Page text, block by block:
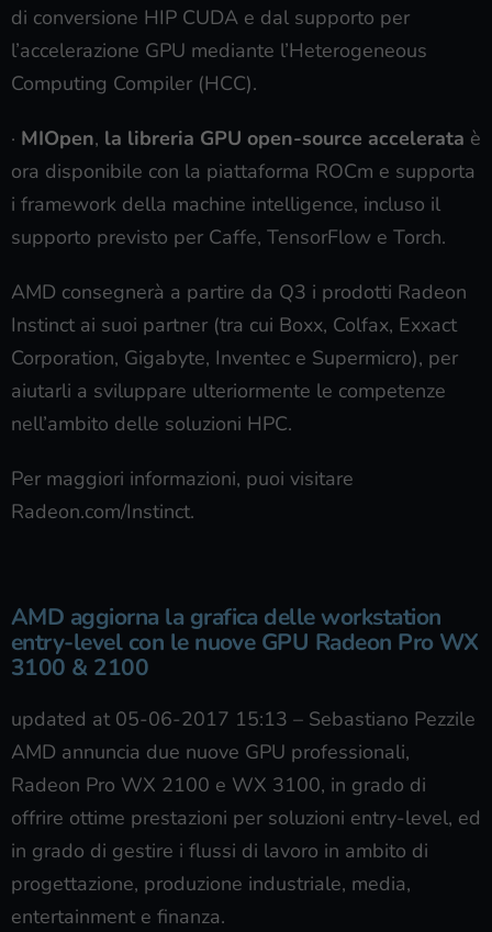
di conversione HIP CUDA e dal supporto per
l’accelerazione GPU mediante l’Heterogeneous
Computing Compiler (HCC).
· MIOpen, la libreria GPU open-source accelerata è
ora disponibile con la piattaforma ROCm e supporta
i framework della machine intelligence, incluso il
supporto previsto per Caffe, TensorFlow e Torch.
AMD consegnerà a partire da Q3 i prodotti Radeon
Instinct ai suoi partner (tra cui Boxx, Colfax, Exxact
Corporation, Gigabyte, Inventec e Supermicro), per
aiutarli a sviluppare ulteriormente le competenze
nell’ambito delle soluzioni HPC.
Per maggiori informazioni, puoi visitare
Radeon.com/Instinct.
AMD aggiorna la grafica delle workstation
entry-level con le nuove GPU Radeon Pro WX
3100 & 2100
updated at 05-06-2017 15:13 – Sebastiano Pezzile
AMD annuncia due nuove GPU professionali,
Radeon Pro WX 2100 e WX 3100, in grado di
offrire ottime prestazioni per soluzioni entry-level, ed
in grado di gestire i flussi di lavoro in ambito di
progettazione, produzione industriale, media,
entertainment e finanza.